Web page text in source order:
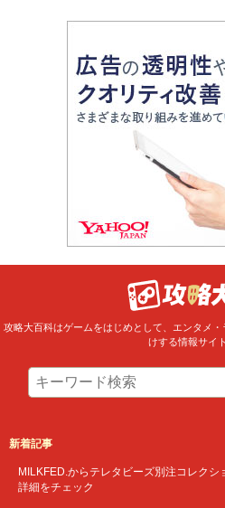
攻略大百科はゲームをはじめとして、エンタメ
けする情報サイ
新着記事
MILKFED.からテレタビーズ別注コレク
詳細をチェック